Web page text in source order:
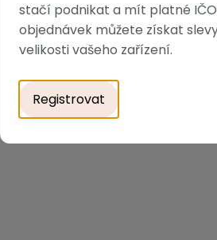
stačí podnikat a mít platné
objednávek můžete získat
velikosti vašeho zařízení.
Registrovat